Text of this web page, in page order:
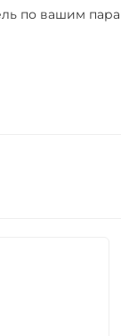
по вашим